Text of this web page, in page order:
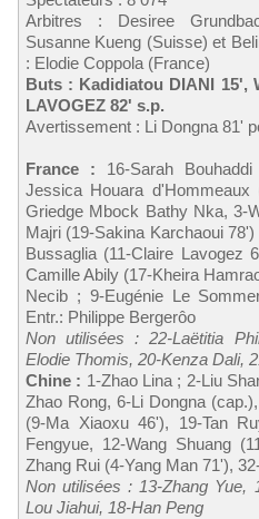
Arbitres : Desiree
Susanne Kueng (Suisse) et
: Elodie Coppola (France)
Buts : Kadidiatou DIANI 15',
LAVOGEZ 82' s.p.
Avertissement : Li Dongna 81'
France : 16-Sarah
Jessica Houara
Griedge Mbock Bathy Nka, 3-
Majri (19-Sakina Karchaoui
Bussaglia (11-Claire Lavogez
Camille Abily (17-Kheira
Necib ; 9-Eugénie Le
Entr.: Philippe Bergerôo
Non utilisées : 22-Laëtitia
Elodie Thomis, 20-Kenza Dali,
Chine : 1-Zhao Lina ; 2-Liu
Zhao Rong, 6-Li Dongna
(9-Ma Xiaoxu 46'), 19-Tan
Fengyue, 12-Wang Shuang
Zhang Rui (4-Yang Man 71'),
Non utilisées : 13-Zhang Yue,
Lou Jiahui, 18-Han Peng